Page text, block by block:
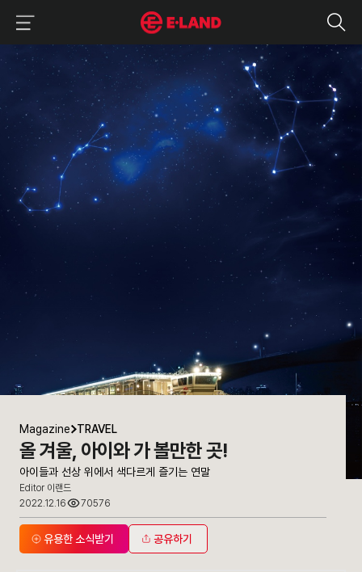
아이들과 선상 위에서 색다르게 즐기는 연말
매거진 상세보기
Magazine TRAVEL
올 겨울, 아이와 가 볼만한 곳!
아이들과 선상 위에서 색다르게 즐기는 연말
Editor 이랜드
2022.12.16
70576
유용한 소식받기 공유하기